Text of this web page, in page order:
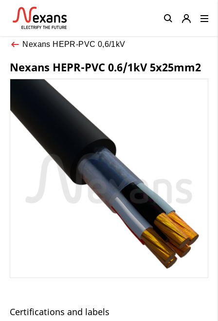
Nexans HEPR-PVC 0,6/1kV
Nexans HEPR-PVC 0.6/1kV 5x25mm2
Certifications and labels
Close